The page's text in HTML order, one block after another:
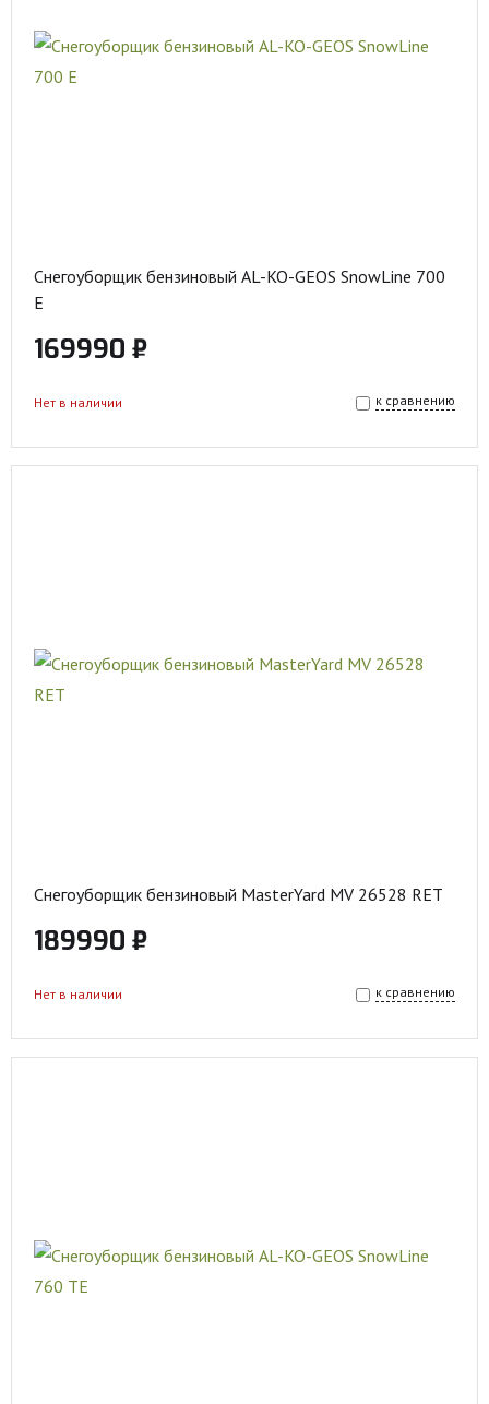
Снегоуборщик бензиновый AL-KO-GEOS SnowLine 700
E
169990 ₽
к сравнению
Нет в наличии
Снегоуборщик бензиновый MasterYard MV 26528 RET
189990 ₽
к сравнению
Нет в наличии